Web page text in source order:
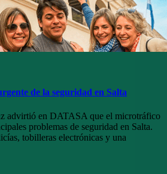
de la seguridad en Salta
advirtió en DATASA que el microtráfico
problemas de seguridad en Salta.
tobilleras electrónicas y una